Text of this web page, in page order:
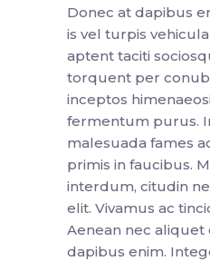
Donec at dapibus
is vel turpis
aptent taciti
torquent per
inceptos
fermentum purus.
malesuada fames
primis in faucibus.
interdum, citudin
elit. Vivamus ac
Aenean nec aliquet
dapibus enim.